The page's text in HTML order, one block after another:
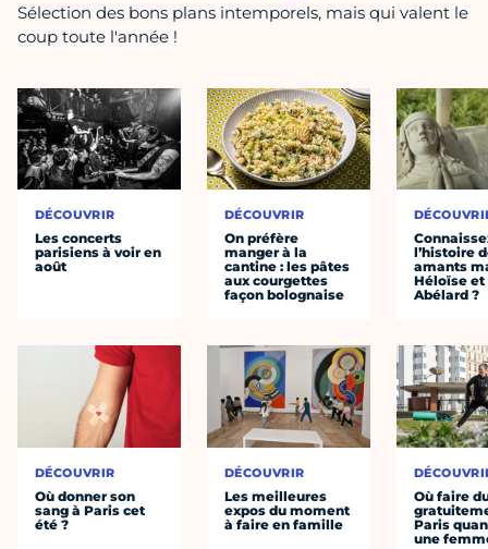
Sélection des bons plans intemporels, mais qui valent le
coup toute l'année !
DÉCOUVRIR
Les concerts
parisiens à voir en
août
DÉCOUVRIR
Où donner son
sang à Paris cet
été ?
DÉCOUVRIR
On préfère
manger à la
cantine : les pâtes
aux courgettes
façon bolognaise
DÉCOUVRIR
Les meilleures
expos du moment
à faire en famille
l’histoire
amants
Héloïse et
Abélard ?
Où faire
Paris
une